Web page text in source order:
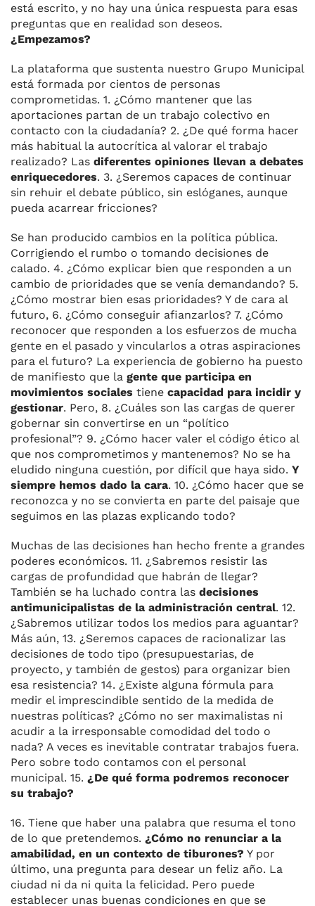
está escrito, y no hay una única respuesta para esas
preguntas que en realidad son deseos.
¿Empezamos?
La plataforma que sustenta nuestro Grupo Municipal
está formada por cientos de personas
comprometidas. 1. ¿Cómo mantener que las
aportaciones partan de un trabajo colectivo en
contacto con la ciudadanía? 2. ¿De qué forma hacer
más habitual la autocrítica al valorar el trabajo
realizado? Las diferentes opiniones llevan a debates
enriquecedores. 3. ¿Seremos capaces de continuar
sin rehuir el debate público, sin eslóganes, aunque
pueda acarrear fricciones?
Se han producido cambios en la política pública.
Corrigiendo el rumbo o tomando decisiones de
calado. 4. ¿Cómo explicar bien que responden a un
cambio de prioridades que se venía demandando? 5.
¿Cómo mostrar bien esas prioridades? Y de cara al
futuro, 6. ¿Cómo conseguir afianzarlos? 7. ¿Cómo
reconocer que responden a los esfuerzos de mucha
gente en el pasado y vincularlos a otras aspiraciones
para el futuro? La experiencia de gobierno ha puesto
de manifiesto que la gente que participa en
movimientos sociales tiene capacidad para incidir y
gestionar. Pero, 8. ¿Cuáles son las cargas de querer
gobernar sin convertirse en un “político
profesional”? 9. ¿Cómo hacer valer el código ético al
que nos comprometimos y mantenemos? No se ha
eludido ninguna cuestión, por difícil que haya sido. Y
siempre hemos dado la cara. 10. ¿Cómo hacer que se
reconozca y no se convierta en parte del paisaje que
seguimos en las plazas explicando todo?
Muchas de las decisiones han hecho frente a grandes
poderes económicos. 11. ¿Sabremos resistir las
cargas de profundidad que habrán de llegar?
También se ha luchado contra las decisiones
antimunicipalistas de la administración central. 12.
¿Sabremos utilizar todos los medios para aguantar?
Más aún, 13. ¿Seremos capaces de racionalizar las
decisiones de todo tipo (presupuestarias, de
proyecto, y también de gestos) para organizar bien
esa resistencia? 14. ¿Existe alguna fórmula para
medir el imprescindible sentido de la medida de
nuestras políticas? ¿Cómo no ser maximalistas ni
acudir a la irresponsable comodidad del todo o
nada? A veces es inevitable contratar trabajos fuera.
Pero sobre todo contamos con el personal
municipal. 15. ¿De qué forma podremos reconocer
su trabajo?
16. Tiene que haber una palabra que resuma el tono
de lo que pretendemos. ¿Cómo no renunciar a la
amabilidad, en un contexto de tiburones? Y por
último, una pregunta para desear un feliz año. La
ciudad ni da ni quita la felicidad. Pero puede
establecer unas buenas condiciones en que se